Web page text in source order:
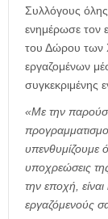
Συλλόγους
ενημέρωσε τον
του Δώρου των
εργαζομένων
συγκεκριμένης
«Με την
υπενθυμίζουμε
υποχρεώσεις
την εποχή,
εργαζόμενούς